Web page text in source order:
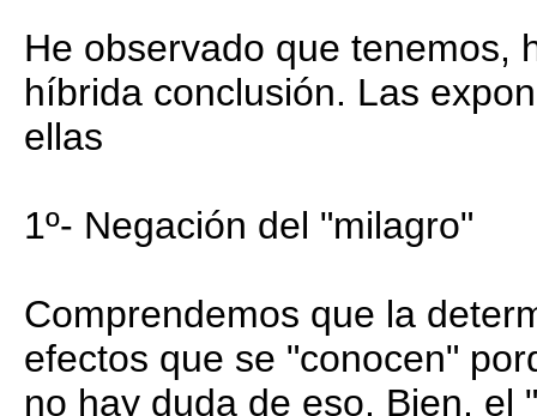
He observado que tenemos,
híbrida conclusión. Las
ellas
1º- Negación del "milagro"
Comprendemos que la
efectos que se "conocen"
no hay duda de eso. Bien, el